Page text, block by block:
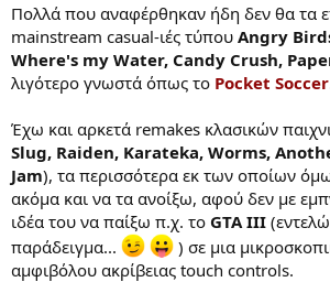
Πολλά που αναφέρθηκαν ήδη δεν θα τα
mainstream casual-ιές τύπου Angry
Where's my Water, Candy Crush,
λιγότερο γνωστά όπως το Pocket Soccer
Έχω και αρκετά remakes κλασικών
Slug, Raiden, Karateka, Worms,
Jam), τα περισσότερα εκ των οποίων
ακόμα και να τα ανοίξω, αφού δεν με
ιδέα του να παίξω π.χ. το GTA III
παράδειγμα...
) σε μια
αμφιβόλου ακρίβειας touch controls.